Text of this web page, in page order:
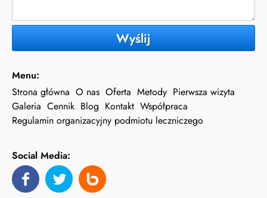
Wyślij
Menu:
Strona główna O nas Oferta Metody Pierwsza wizyta
Galeria Cennik Blog Kontakt Współpraca
Regulamin organizacyjny podmiotu leczniczego
Social Media: